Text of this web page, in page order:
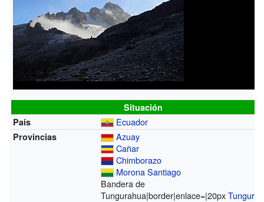
Situación
País
Ecuador
Provincias
Azuay
Cañar
Chimborazo
Morona Santiago
Bandera de
Tungurahua|border|enlace=|20px